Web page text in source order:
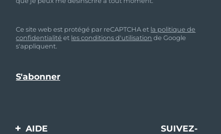
Ce site web est protégé par reCAPTCHA et la politique de
confidentialité et les conditions d'utilisation de Google
s'appliquent.
AIDE
SUIVEZ-